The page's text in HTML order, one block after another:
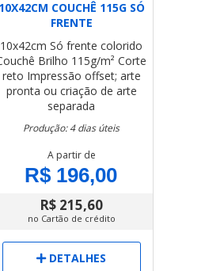
10X42CM COUCHÊ 115G SÓ
FRENTE
10x42cm Só frente colorido
Brilho 115g/m² Corte
reto Impressão offset; arte
pronta ou criação de arte
separada
Produção: 4 dias úteis
A partir de
R$ 196,00
R$ 215,60
no Cartão de crédito
DETALHES